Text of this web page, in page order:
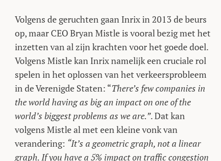
Volgens de geruchten gaan Inrix in 2013 de beurs
op, maar CEO Bryan Mistle is vooral bezig met het
inzetten van al zijn krachten voor het goede doel.
Volgens Mistle kan Inrix namelijk een cruciale rol
spelen in het oplossen van het verkeersprobleem
in de Verenigde Staten: “There’s few companies in
the world having as big an impact on one of the
world’s biggest problems as we are.”. Dat kan
volgens Mistle al met een kleine vonk van
verandering: “It’s a geometric graph, not a linear
graph. If you have a 5% impact on traffic congestion